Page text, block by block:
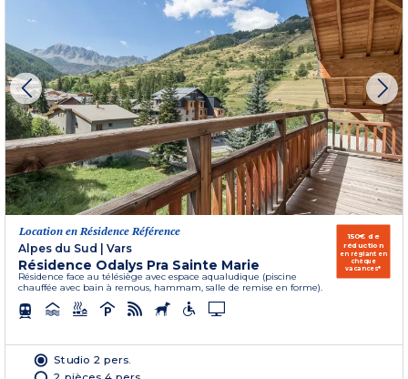
Location en Résidence Référence
Alpes du Sud | Vars
Résidence Odalys Pra Sainte Marie
Résidence face au télésiège avec espace aqualudique (piscine
chauffée avec bain à remous, hammam, salle de remise en forme).
150€ de
réduction
en réglant en
chèque
vacances*
Studio 2 pers.